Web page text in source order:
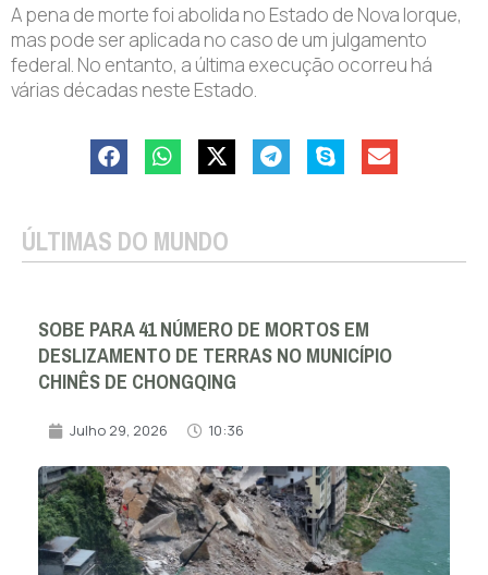
A pena de morte foi abolida no Estado de Nova Iorque,
mas pode ser aplicada no caso de um julgamento
federal. No entanto, a última execução ocorreu há
várias décadas neste Estado.
ÚLTIMAS DO MUNDO
SOBE PARA 41 NÚMERO DE MORTOS EM
DESLIZAMENTO DE TERRAS NO MUNICÍPIO
CHINÊS DE CHONGQING
Julho 29, 2026 10:36